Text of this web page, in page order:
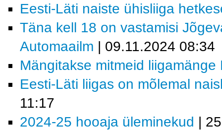
Eesti-Läti naiste ühisliiga
Täna kell 18 on vastamisi
Automaailm | 09.11.2024 08:34
Mängitakse mitmeid liigamänge
Eesti-Läti liigas on mõlemal
11:17
2024-25 hooaja üleminekud |